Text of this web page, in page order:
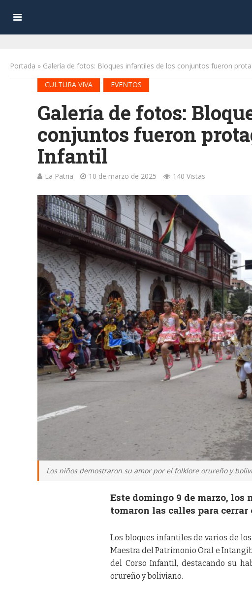
Portada » Galería de fotos: Bloques infantiles de los conjuntos fueron
CULTURA VIVA
EVENTOS
Galería de fotos:
conjuntos fueron
Infantil
La Patria 10 de marzo de 2025 140 Vistas
Los niños demostraron su amor por el folklore orureño y
Este domingo 9 de marzo,
tomaron las calles para
Los bloques infantiles de varios de
Maestra del Patrimonio Oral e
del Corso Infantil, destacando su
orureño y boliviano.